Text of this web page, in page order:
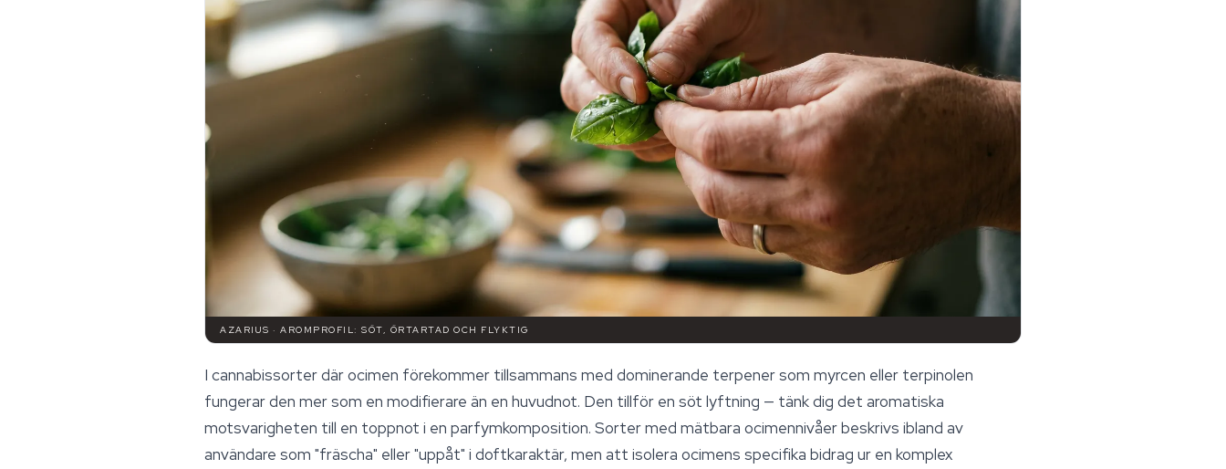
AZARIUS · AROMPROFIL: SÖT, ÖRTARTAD OCH FLYKTIG
I cannabissorterdär ocimen förekommer tillsammans med dominerande terpener som myrcen eller terpinolen
fungerar den mer som en modifierare än en huvudnot. Den tillför en söt lyftning — tänk dig det aromatiska
motsvarigheten till en toppnot i en parfymkomposition. Sorter med mätbara ocimennivåer beskrivs ibland av
användare som "fräscha" eller "uppåt" i doftkaraktär, men att isolera ocimens specifika bidrag ur en komplex